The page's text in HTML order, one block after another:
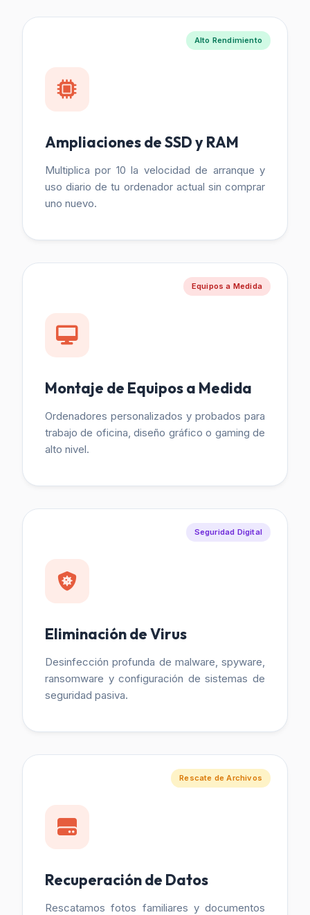
Alto Rendimiento
Ampliaciones de SSD y RAM
Multiplica por 10 la velocidad de arranque y
uso diario de tu ordenador actual sin comprar
uno nuevo.
Equipos a Medida
Montaje de Equipos a Medida
Ordenadores personalizados y probados para
trabajo de oficina, diseño gráfico o gaming de
alto nivel.
Seguridad Digital
Eliminación de Virus
Desinfección profunda de malware, spyware,
ransomware y configuración de sistemas de
seguridad pasiva.
Rescate de Archivos
Recuperación de Datos
Rescatamos fotos familiares y documentos